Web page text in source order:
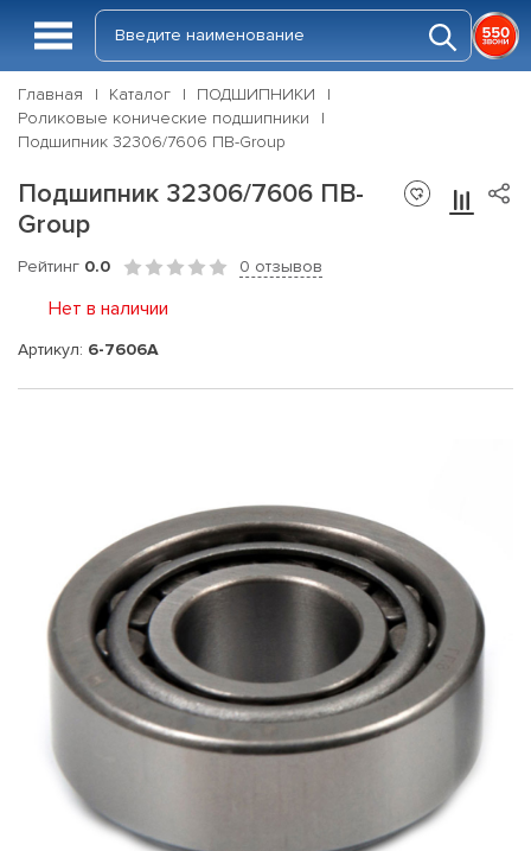
Главная Каталог
ПОДШИПНИКИ
Роликовые конические подшипники
Подшипник 32306/7606 ПВ-Group
Подшипник 32306/7606 ПВ-
Group
Рейтинг 0.0 0 отзывов
Нет в наличии
Артикул: 6-7606А